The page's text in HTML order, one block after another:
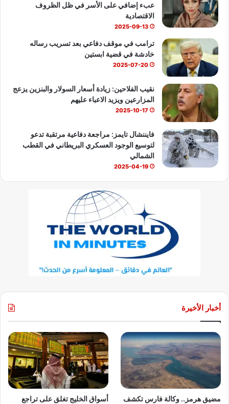
e
عبء إضافي على الأسر في ظل الظروف
الاقتصادية
2025-09-13
ترامب في موقف دفاعي بعد تسريب رساله
خادشة في قضية ابستين
2025-07-20
نقيب الفلاحين: زيادة أسعار السولار والبنزين يزعج
المزارعين ويزيد الاعباء عليهم
2025-10-17
فايننشال تايمز: مراجعة دفاعية مرتقبة تدعو
لتوسيع الوجود العسكري البريطاني في القطب
الشمالي
2025-04-19
أخبار الأخيرة
مضيق هرمز.. وكالة فارس تكشف
أسواق الخليج تغلق على تراجع